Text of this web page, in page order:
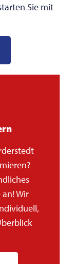
Sie mit
Wir